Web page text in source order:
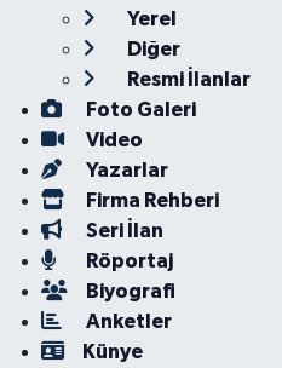
Yerel
Diğer
Resmi İlanlar
Foto Galeri
Video
Yazarlar
Firma Rehberi
Seri İlan
Röportaj
Biyografi
Anketler
Künye